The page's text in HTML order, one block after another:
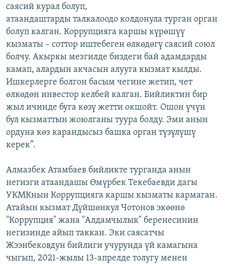
саясий курал болуп,
атаандаштарды талкалоодо колдонула турган орган
болуп калган. Коррупцияга каршы күрөшүү
кызматы – соттор иштебеген өлкөдөгү саясий союл
болчу. Акыркы мезгилде биздеги бай адамдарды
камап, алардын акчасын алууга кызмат кылды.
Ишкерлерге болгон басым чегине жетип, чет
өлкөдөн инвестор келбей калган. Бийликтин бир
жыл ичинде буга көзү жетти окшойт. Ошон үчүн
бул кызматтын жоюлганы туура болду. Эми анын
ордуна көз карандысыз башка орган түзүлүшү
керек”.
Алмазбек Атамбаев бийликте турганда анын
негизги атаандашы Өмүрбек Текебаевди дагы
УКМКнын Коррупцияга каршы кызматы кармаган.
Атайын кызмат Дүйшөнкул Чотонов экөөнө
"Коррупция" жана "Алдамчылык" беренесинин
негизинде айып таккан. Эки саясатчы
Жээнбековдун бийлиги учурунда үй камагына
чыгып, 2021-жылы 13-апрелде толугу менен